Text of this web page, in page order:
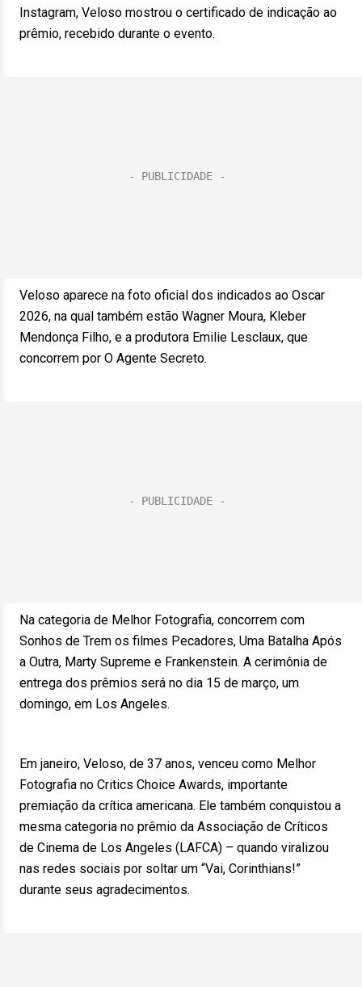
Instagram, Veloso mostrou o certificado de indicação ao
prêmio, recebido durante o evento.
Veloso aparece na foto oficial dos indicados ao Oscar
2026, na qual também estão Wagner Moura, Kleber
Mendonça Filho, e a produtora Emilie Lesclaux, que
concorrem por O Agente Secreto.
Na categoria de Melhor Fotografia, concorrem com
Sonhos de Trem os filmes Pecadores, Uma Batalha Após
a Outra, Marty Supreme e Frankenstein. A cerimônia de
entrega dos prêmios será no dia 15 de março, um
domingo, em Los Angeles.
Em janeiro, Veloso, de 37 anos, venceu como Melhor
Fotografia no Critics Choice Awards, importante
premiação da crítica americana. Ele também conquistou a
mesma categoria no prêmio da Associação de Críticos
de Cinema de Los Angeles (LAFCA) – quando viralizou
nas redes sociais por soltar um “Vai, Corinthians!”
durante seus agradecimentos.